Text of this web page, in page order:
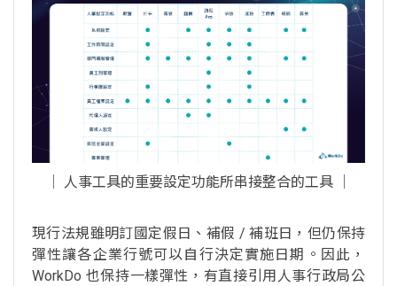
│ 人事工具的重要設定功能所串接整合的工具 │
現行法規雖明訂國定假日、補假 / 補班日，但仍保持
彈性讓各企業行號可以自行決定實施日期。因此，
WorkDo 也保持一樣彈性，有直接引用人事行政局公